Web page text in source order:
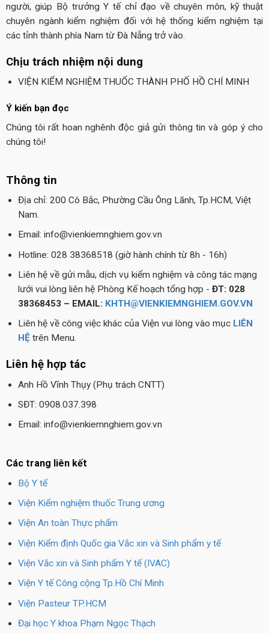
người, giúp Bộ trưởng Y tế chỉ đạo về chuyên môn, kỹ thuật
chuyên ngành kiểm nghiệm đối với hệ thống kiểm nghiệm tại
các tỉnh thành phía Nam từ Đà Nẵng trở vào.
Chịu trách nhiệm nội dung
VIỆN KIỂM NGHIỆM THUỐC THÀNH PHỐ HỒ CHÍ MINH
Ý kiến bạn đọc
Chúng tôi rất hoan nghênh độc giả gửi thông tin và góp ý cho
chúng tôi!
Thông tin
Địa chỉ: 200 Cô Bắc, Phường Cầu Ông Lãnh, Tp.HCM, Việt
Nam.
Email: info@vienkiemnghiem.gov.vn
Hotline: 028 38368518 (giờ hành chính từ 8h - 16h)
Liên hệ về gửi mẫu, dịch vụ kiểm nghiệm và công tác mạng
lưới vui lòng liên hệ Phòng Kế hoạch tổng hợp - ĐT: 028
38368453 – EMAIL: KHTH@VIENKIEMNGHIEM.GOV.VN
Liên hệ về công việc khác của Viện vui lòng vào mục LIÊN
HỆtrên Menu.
Liên hệ hợp tác
Anh Hồ Vĩnh Thụy (Phụ trách CNTT)
SĐT: 0908.037.398
Email: info@vienkiemnghiem.gov.vn
Các trang liên kết
Bộ Y tế
Viện Kiểm nghiệm thuốc Trung ương
Viện An toàn Thực phẩm
Viện Kiểm định Quốc gia Vắc xin và Sinh phẩm y tế
Viện Vắc xin và Sinh phẩm Y tế (IVAC)
Viện Y tế Công cộng Tp.Hồ Chí Minh
Viện Pasteur TP.HCM
Đại học Y khoa Phạm Ngọc Thạch